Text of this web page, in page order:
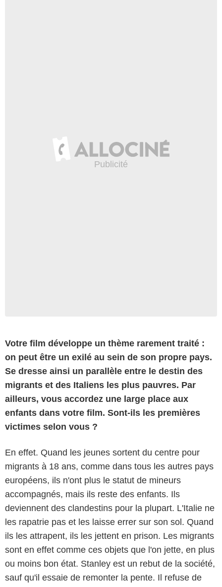
Votre film développe un thème rarement traité :
on peut être un exilé au sein de son propre pays.
Se dresse ainsi un parallèle entre le destin des
migrants et des Italiens les plus pauvres. Par
ailleurs, vous accordez une large place aux
enfants dans votre film. Sont-ils les premières
victimes selon vous ?
En effet. Quand les jeunes sortent du centre pour
migrants à 18 ans, comme dans tous les autres pays
européens, ils n'ont plus le statut de mineurs
accompagnés, mais ils reste des enfants. Ils
deviennent des clandestins pour la plupart. L'Italie ne
les rapatrie pas et les laisse errer sur son sol. Quand
ils les attrapent, ils les jettent en prison. Les migrants
sont en effet comme ces objets que l'on jette, en plus
ou moins bon état. Stanley est un rebut de la société,
sauf qu'il essaie de remonter la pente. Il refuse de